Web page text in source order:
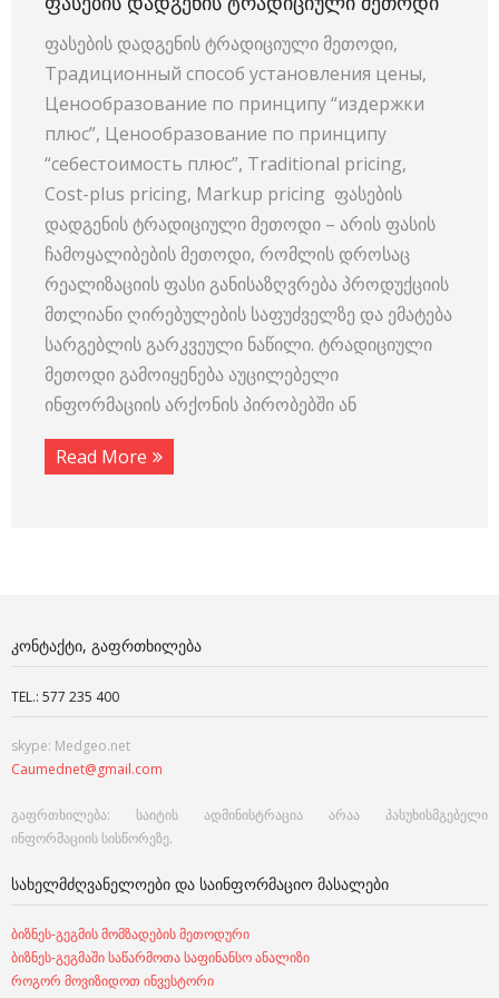
ფასების დადგენის ტრადიციული მეთოდი,
Традиционный способ установления цены,
Ценообразование по принципу “издержки
плюс”, Ценообразование по принципу
“себестоимость плюс”, Traditional pricing,
Cost-plus pricing, Markup pricing ფასების
დადგენის ტრადიციული მეთოდი – არის ფასის
ჩამოყალიბების მეთოდი, რომლის დროსაც
რეალიზაციის ფასი განისაზღვრება პროდუქციის
მთლიანი ღირებულების საფუძველზე და ემატება
სარგებლის გარკვეული ნაწილი. ტრადიციული
მეთოდი გამოიყენება აუცილებელი
ინფორმაციის არქონის პირობებში ან
Read More
ᲙᲝᲜᲢᲐᲥᲢᲘ, ᲒᲐᲤᲠᲗᲮᲘᲚᲔᲑᲐ
TEL.: 577 235 400
skype: Medgeo.net
Caumednet@gmail.com
გაფრთხილება: საიტის ადმინისტრაცია არაა პასუხისმგებელი
ინფორმაციის სისწორეზე.
ᲡᲐᲮᲔᲚᲛᲫᲦᲕᲐᲜᲔᲚᲝᲔᲑᲘ ᲓᲐ ᲡᲐᲘᲜᲤᲝᲠᲛᲐᲪᲘᲝ ᲛᲐᲡᲐᲚᲔᲑᲘ
ბიზნეს-გეგმის მომზადების მეთოდური
ბიზნეს-გეგმაში საწარმოთა საფინანსო ანალიზი
როგორ მოვიზიდოთ ინვესტორი